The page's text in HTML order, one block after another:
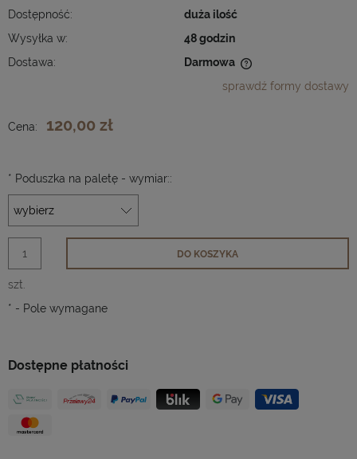
Dostępność:
duża ilość
Wysyłka w:
48 godzin
Dostawa:
Darmowa
sprawdź formy dostawy
Dostępne płatności
Cena: 120,00 zł
* Poduszka na paletę - wymiar::
szt.
DO KOSZYKA
* - Pole wymagane